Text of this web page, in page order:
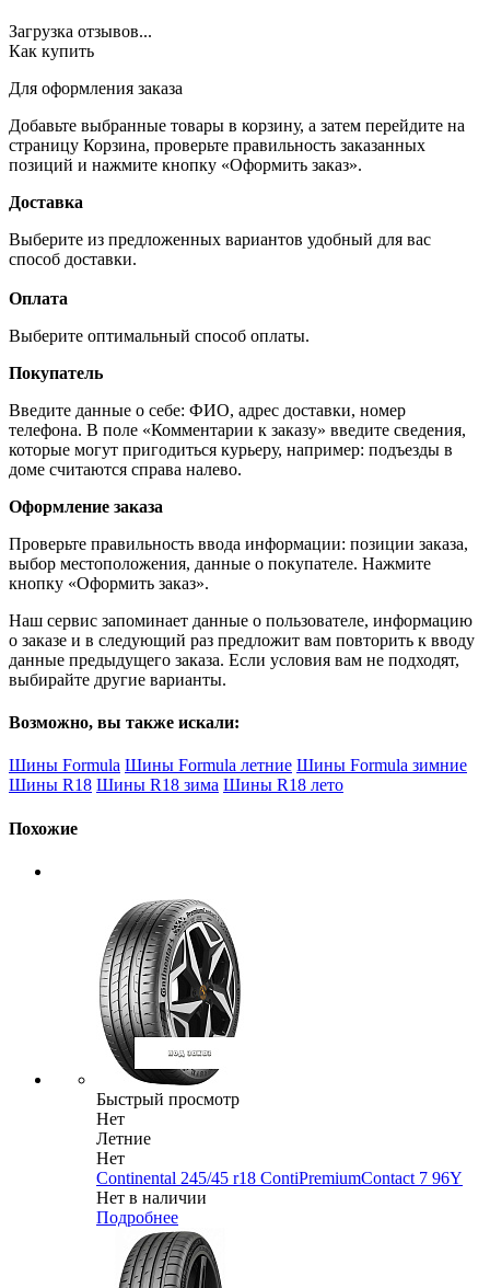
Загрузка отзывов...
Как купить
Для оформления заказа
Добавьте выбранные товары в корзину, а затем перейдите на
страницу Корзина, проверьте правильность заказанных
позиций и нажмите кнопку «Оформить заказ».
Доставка
Выберите из предложенных вариантов удобный для вас
способ доставки.
Оплата
Выберите оптимальный способ оплаты.
Покупатель
Введите данные о себе: ФИО, адрес доставки, номер
телефона. В поле «Комментарии к заказу» введите сведения,
которые могут пригодиться курьеру, например: подъезды в
доме считаются справа налево.
Оформление заказа
Проверьте правильность ввода информации: позиции заказа,
выбор местоположения, данные о покупателе. Нажмите
кнопку «Оформить заказ».
Наш сервис запоминает данные о пользователе, информацию
о заказе и в следующий раз предложит вам повторить к вводу
данные предыдущего заказа. Если условия вам не подходят,
выбирайте другие варианты.
Возможно, вы также искали:
Шины Formula Шины Formula летние Шины Formula зимние
Шины R18 Шины R18 зима Шины R18 лето
Похожие
Быстрый просмотр
Нет
Летние
Нет
Continental 245/45 r18 ContiPremiumContact 7 96Y
Нет в наличии
Подробнее